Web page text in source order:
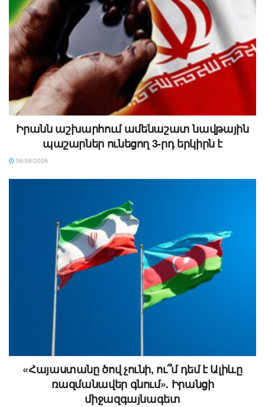
Իրանն աշխարհում ամենաշատ նավթային
պաշարներ ունեցող 3-րդ երկիրն է
06/08/2026
«Հայաստանը ծով չունի, ու՞մ դեմ է Ալիևը
ռազմանավեր գնում». Իրանցի
միջազգայնագետ